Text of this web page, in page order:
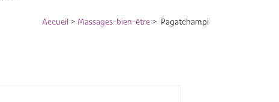
Accueil > Massages-bien-être > Pagatchampi